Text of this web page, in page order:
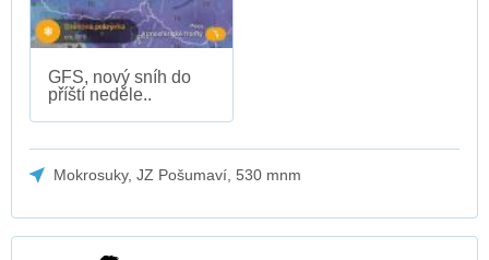
GFS, nový sníh do
příští neděle..
Mokrosuky, JZ Pošumaví, 530 mnm